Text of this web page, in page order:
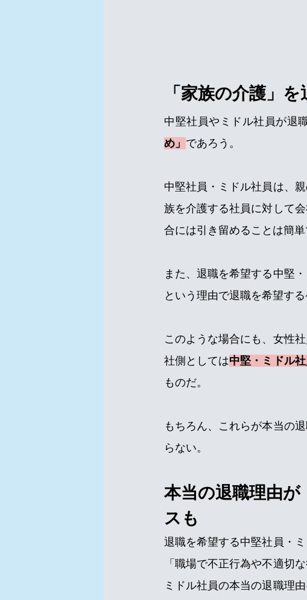
「家族の介護」
中堅社員やミドル社員が退
め」 であろう。
中堅社員・ミドル社員は、
族を介護する社員に対して
合には引き留めることは簡単
また、退職を希望する中堅
という理由で退職を希望する
このような場合にも、女性
社側としては中堅・ミドル
ものだ。
もちろん、これらが本当の
らない。
本当の退職理由
スも
退職を希望する中堅社員・
「職場で不正行為や不適切
ミドル社員の本当の退職理由